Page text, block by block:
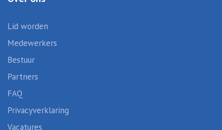
Lid worden
Medewerkers
Bestuur
Partners
FAQ
Privacyverklaring
Vacatures